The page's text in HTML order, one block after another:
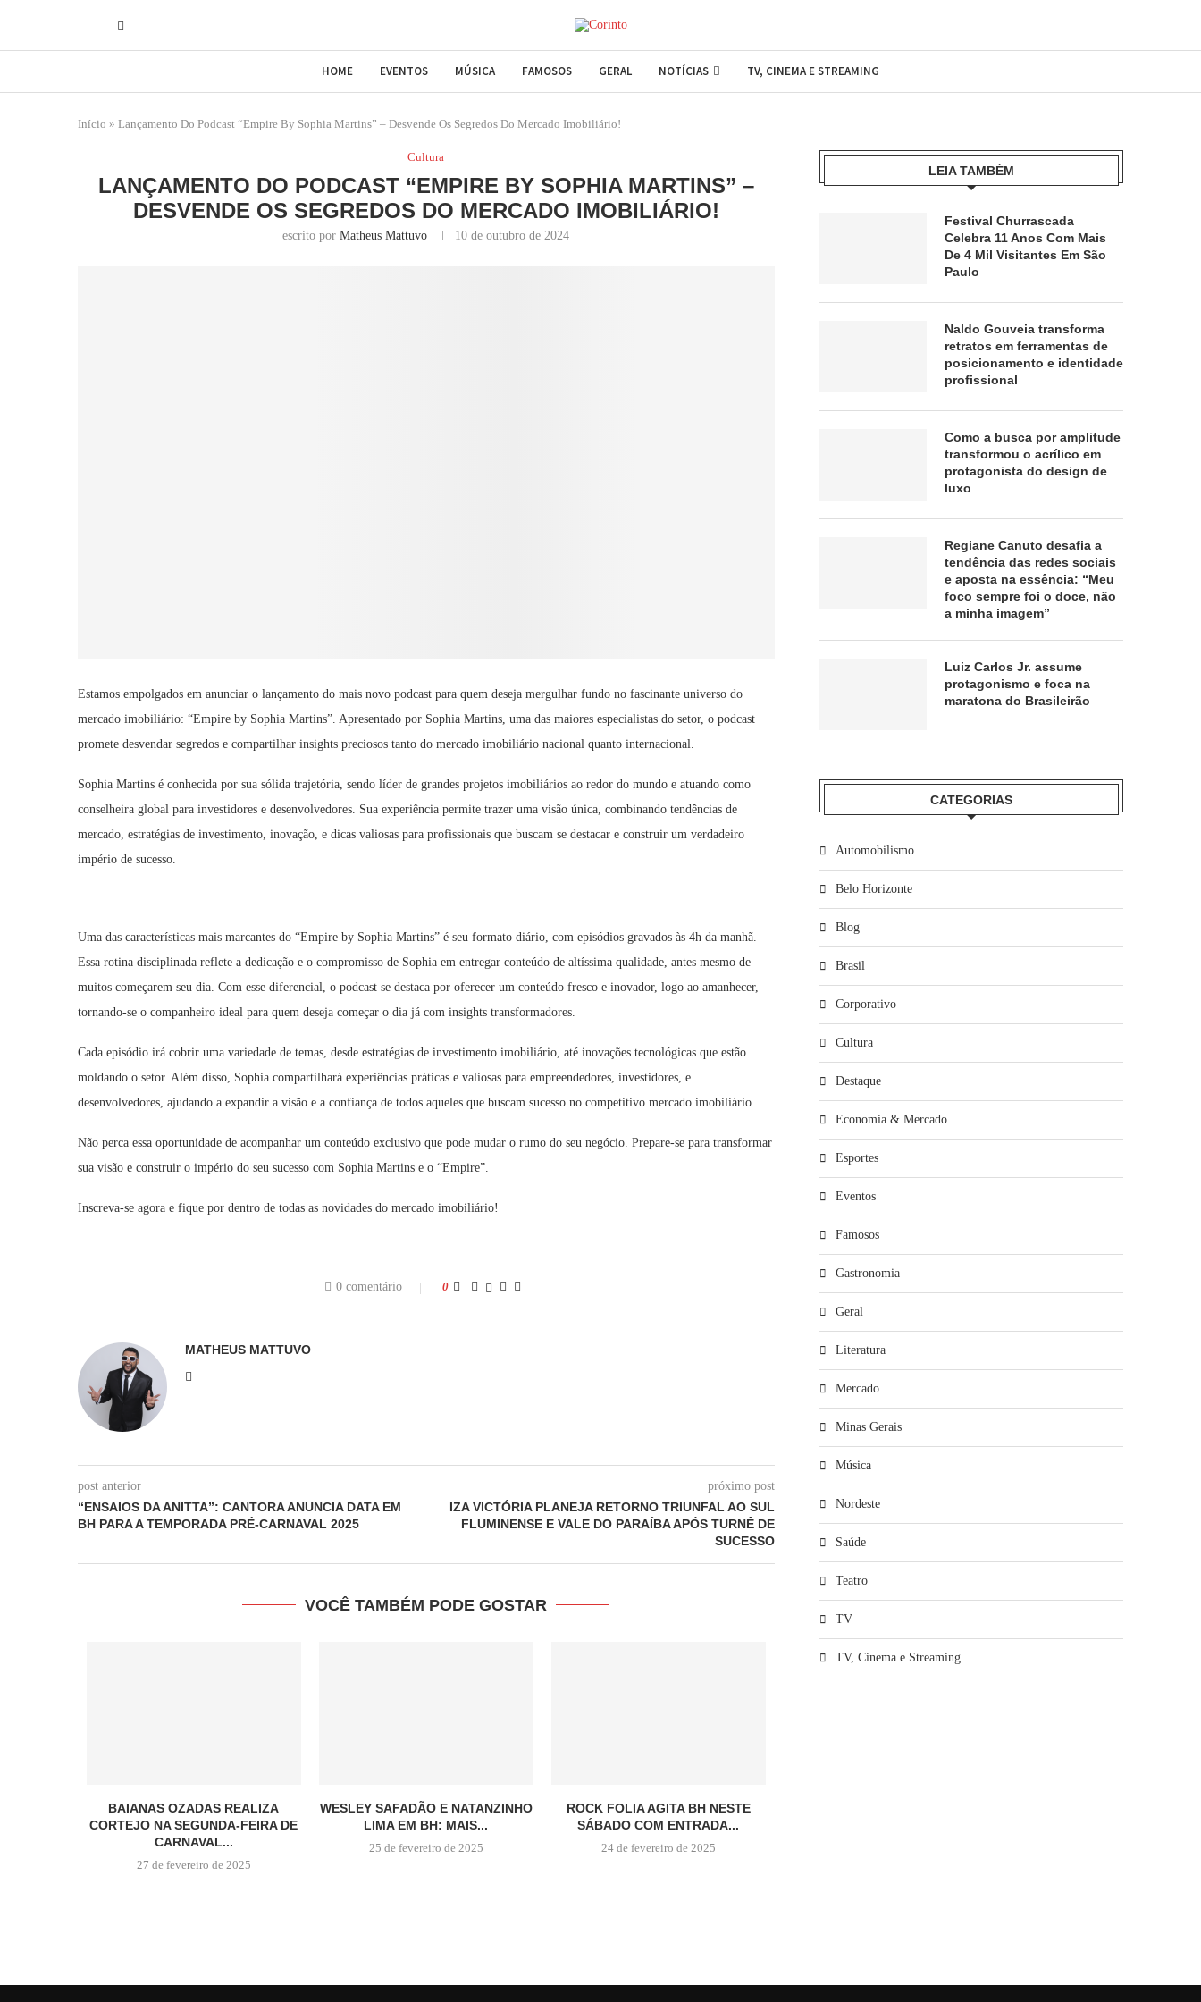
HOME EVENTOS MÚSICA FAMOSOS GERAL NOTÍCIAS TV, CINEMA E STREAMING
Início » Lançamento Do Podcast “Empire By Sophia Martins” – Desvende Os Segredos Do Mercado Imobiliário!
Cultura
LANÇAMENTO DO PODCAST “EMPIRE BY SOPHIA MARTINS” –
DESVENDE OS SEGREDOS DO MERCADO IMOBILIÁRIO!
escrito porMatheus Mattuvo 10 de outubro de 2024
Estamos empolgados em anunciar o lançamento do mais novo podcast para quem deseja mergulhar fundo no fascinante universo do
mercado imobiliário: “Empire by Sophia Martins”. Apresentado por Sophia Martins, uma das maiores especialistas do setor, o podcast
promete desvendar segredos e compartilhar insights preciosos tanto do mercado imobiliário nacional quanto internacional.
Sophia Martins é conhecida por sua sólida trajetória, sendo líder de grandes projetos imobiliários ao redor do mundo e atuando como
conselheira global para investidores e desenvolvedores. Sua experiência permite trazer uma visão única, combinando tendências de
mercado, estratégias de investimento, inovação, e dicas valiosas para profissionais que buscam se destacar e construir um verdadeiro
império de sucesso.
Uma das características mais marcantes do “Empire by Sophia Martins” é seu formato diário, com episódios gravados às 4h da manhã.
Essa rotina disciplinada reflete a dedicação e o compromisso de Sophia em entregar conteúdo de altíssima qualidade, antes mesmo de
muitos começarem seu dia. Com esse diferencial, o podcast se destaca por oferecer um conteúdo fresco e inovador, logo ao amanhecer,
tornando-se o companheiro ideal para quem deseja começar o dia já com insights transformadores.
Cada episódio irá cobrir uma variedade de temas, desde estratégias de investimento imobiliário, até inovações tecnológicas que estão
moldando o setor. Além disso, Sophia compartilhará experiências práticas e valiosas para empreendedores, investidores, e
desenvolvedores, ajudando a expandir a visão e a confiança de todos aqueles que buscam sucesso no competitivo mercado imobiliário.
Não perca essa oportunidade de acompanhar um conteúdo exclusivo que pode mudar o rumo do seu negócio. Prepare-se para transformar
sua visão e construir o império do seu sucesso com Sophia Martins e o “Empire”.
Inscreva-se agora e fique por dentro de todas as novidades do mercado imobiliário!
0 comentário 0
MATHEUS MATTUVO
post anterior
“ENSAIOS DA ANITTA”: CANTORA ANUNCIA DATA EM
BH PARA A TEMPORADA PRÉ-CARNAVAL 2025
próximo post
IZA VICTÓRIA PLANEJA RETORNO TRIUNFAL AO SUL
FLUMINENSE E VALE DO PARAÍBA APÓS TURNÊ DE
SUCESSO
VOCÊ TAMBÉM PODE GOSTAR
BAIANAS OZADAS REALIZA
CORTEJO NA SEGUNDA-FEIRA DE
CARNAVAL...
27 de fevereiro de 2025
WESLEY SAFADÃO E NATANZINHO
LIMA EM BH: MAIS...
25 de fevereiro de 2025
ROCK FOLIA AGITA BH NESTE
SÁBADO COM ENTRADA...
24 de fevereiro de 2025
LEIA TAMBÉM
Festival Churrascada
Celebra 11 Anos Com Mais
De 4 Mil Visitantes Em São
Paulo
Naldo Gouveia transforma
retratos em ferramentas de
posicionamento e identidade
profissional
Como a busca por amplitude
transformou o acrílico em
protagonista do design de
luxo
Regiane Canuto desafia a
tendência das redes sociais
e aposta na essência: “Meu
foco sempre foi o doce, não
a minha imagem”
Luiz Carlos Jr. assume
protagonismo e foca na
maratona do Brasileirão
CATEGORIAS
Automobilismo
Belo Horizonte
Blog
Brasil
Corporativo
Cultura
Destaque
Economia & Mercado
Esportes
Eventos
Famosos
Gastronomia
Geral
Literatura
Mercado
Minas Gerais
Música
Nordeste
Saúde
Teatro
TV
TV, Cinema e Streaming